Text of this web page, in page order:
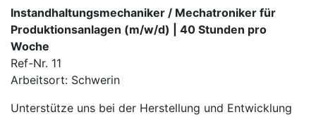
Instandhaltungsmechaniker / Mechatroniker für
Produktionsanlagen (m/w/d) | 40 Stunden pro
Woche
Ref-Nr. 11
Arbeitsort: Schwerin
Unterstütze uns bei der Herstellung und Entwicklung